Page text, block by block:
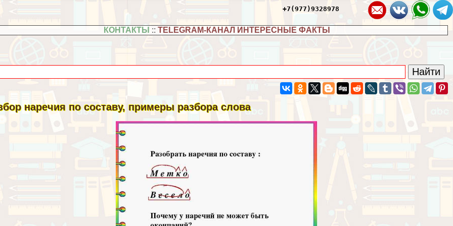
+7(977)9328978
КОНТАКТЫ ::TELEGRAM-КАНАЛ ИНТЕРЕСНЫЕ ФАКТЫ
наречия по составу, примеры разбора слова